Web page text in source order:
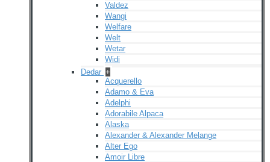
Valdez
Wangi
Welfare
Welt
Wetar
Widi
Dedar +
Acquerello
Adamo & Eva
Adelphi
Adorabile Alpaca
Alaska
Alexander & Alexander Melange
Alter Ego
Amoir Libre